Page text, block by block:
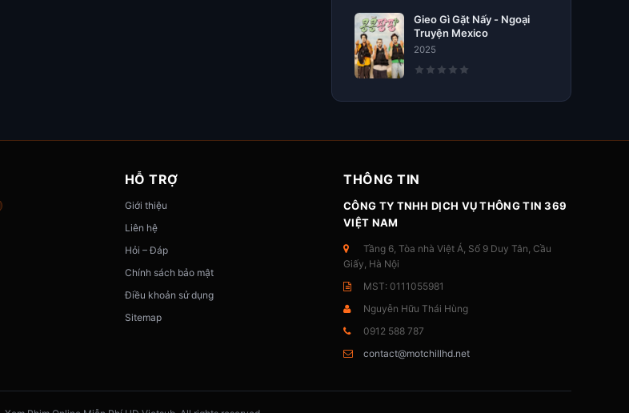
Gieo Gì Gặt Nấy - Ngoại
Truyện Mexico
2025
HỖ TRỢ
Giới thiệu
Liên hệ
Hỏi – Đáp
Chính sách bảo mật
Điều khoản sử dụng
Sitemap
THÔNG TIN
CÔNG TY TNHH DỊCH VỤ THÔNG TIN 369
VIỆT NAM
Tầng 6, Tòa nhà Việt Á, Số 9 Duy Tân, Cầu
Giấy, Hà Nội
MST: 0111055981
Nguyễn Hữu Thái Hùng
0912 588 787
contact@motchillhd.net